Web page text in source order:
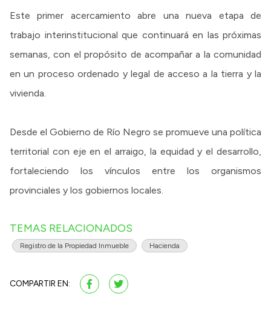
Este primer acercamiento abre una nueva etapa de
trabajo interinstitucional que continuará en las próximas
semanas, con el propósito de acompañar a la comunidad
en un proceso ordenado y legal de acceso a la tierra y la
vivienda.
Desde el Gobierno de Río Negro se promueve una política
territorial con eje en el arraigo, la equidad y el desarrollo,
fortaleciendo los vínculos entre los organismos
provinciales y los gobiernos locales.
TEMAS RELACIONADOS
Registro de la Propiedad Inmueble Hacienda
COMPARTIR EN: